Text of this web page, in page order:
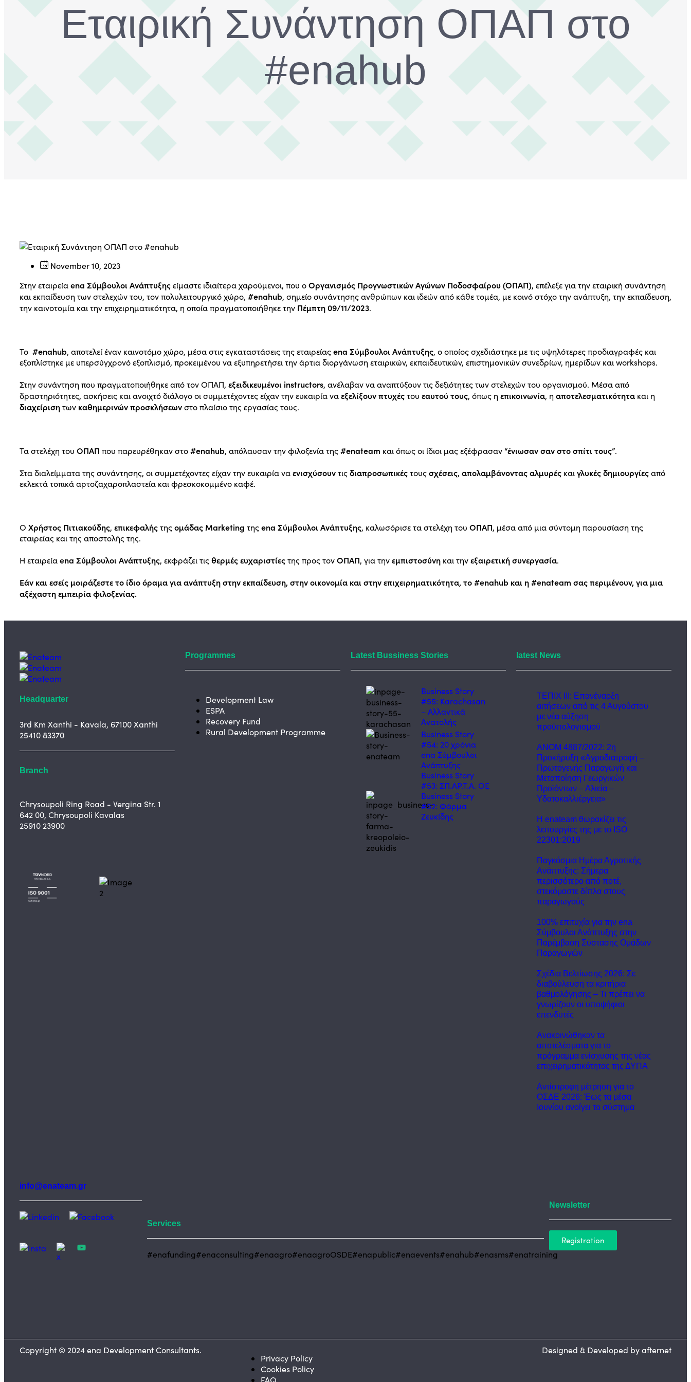
Εταιρική Συνάντηση ΟΠΑΠ στο
#enahub
November 10, 2023
Στην εταιρείαena Σύμβουλοι Ανάπτυξηςείμαστε ιδιαίτερα χαρούμενοι, που οΟργανισμός Προγνωστικών Αγώνων Ποδοσφαίρου (ΟΠΑΠ), επέλεξε για την εταιρική συνάντηση
και εκπαίδευση των στελεχών του, τον πολυλειτουργικό χώρο, #enahub, σημείο συνάντησης ανθρώπων και ιδεών από κάθε τομέα, με κοινό στόχο την ανάπτυξη, την εκπαίδευση,
την καινοτομία και την επιχειρηματικότητα, η οποία πραγματοποιήθηκε την Πέμπτη 09/11/2023.
Το #enahub, αποτελεί έναν καινοτόμο χώρο, μέσα στις εγκαταστάσεις της εταιρείαςena Σύμβουλοι Ανάπτυξης, ο οποίος σχεδιάστηκε με τις υψηλότερες προδιαγραφές και
εξοπλίστηκε με υπερσύγχρονό εξοπλισμό, προκειμένου να εξυπηρετήσει την άρτια διοργάνωση εταιρικών, εκπαιδευτικών, επιστημονικών συνεδρίων, ημερίδων και workshops.
Στην συνάντηση που πραγματοποιήθηκε από τον ΟΠΑΠ, εξειδικευμένοι instructors, ανέλαβαν να αναπτύξουν τις δεξιότητες των στελεχών του οργανισμού. Μέσα από
δραστηριότητες, ασκήσεις και ανοιχτό διάλογο οι συμμετέχοντες είχαν την ευκαιρία ναεξελίξουν πτυχέςτου εαυτού τους, όπως η επικοινωνία, η αποτελεσματικότητα και η
διαχείρισητων καθημερινών προσκλήσεωνστο πλαίσιο της εργασίας τους.
Τα στελέχη του ΟΠΑΠ που παρευρέθηκαν στο#enahub, απόλαυσαν την φιλοξενία της#enateam και όπως οι ίδιοι μας εξέφρασαν“ένιωσαν σαν στο σπίτι τους”.
Στα διαλείμματα της συνάντησης, οι συμμετέχοντες είχαν την ευκαιρία ναενισχύσουντιςδιαπροσωπικέςτουςσχέσεις, απολαμβάνοντας αλμυρές καιγλυκές δημιουργίεςαπό
εκλεκτά τοπικά αρτοζαχαροπλαστεία και φρεσκοκομμένο καφέ.
Ο Χρήστος Πιτιακούδης, επικεφαλήςτηςομάδας Marketing τηςena Σύμβουλοι Ανάπτυξης, καλωσόρισε τα στελέχη του ΟΠΑΠ, μέσα από μια σύντομη παρουσίαση της
εταιρείας και της αποστολής της.
Η εταιρείαena Σύμβουλοι Ανάπτυξης, εκφράζει τιςθερμές ευχαριστίεςτης προς τονΟΠΑΠ, για τηνεμπιστοσύνη και τηνεξαιρετική συνεργασία.
Εάν και εσείς μοιράζεστε το ίδιο όραμα για ανάπτυξη στην εκπαίδευση, στην οικονομία και στην επιχειρηματικότητα, το #enahub και η #enateam σας περιμένουν, για μια
αξέχαστη εμπειρία φιλοξενίας.
Headquarter
3rd Km Xanthi - Kavala, 67100 Xanthi
25410 83370
Branch
Chrysoupoli Ring Road - Vergina Str. 1
642 00, Chrysoupoli Kavalas
25910 23900
Programmes
Development Law
ESPA
Recovery Fund
Rural Development Programme
Latest Bussiness Stories
Business Story
#55: Karachasan
– Αλλαντικά
Ανατολής
Business Story
#54: 20 χρόνια
ena Σύμβουλοι
Ανάπτυξης
Business Story
#53: ΣΠ.ΑΡ.Τ.Α. ΟΕ
Business Story
#52: Φάρμα
Ζευκίδης
latest News
ΤΕΠΙΧ ΙΙΙ: Επανέναρξη
αιτήσεων από τις 4 Αυγούστου
με νέα αύξηση
προϋπολογισμού
ΑΝΟΜ 4887/2022: 2η
Προκήρυξη «Αγροδιατροφή –
Πρωτογενής Παραγωγή και
Μεταποίηση Γεωργικών
Προϊόντων – Αλιεία –
Υδατοκαλλιέργεια»
Η enateam θωρακίζει τις
λειτουργίες της με το ISO
22301:2019
Παγκόσμια Ημέρα Αγροτικής
Ανάπτυξης: Σήμερα
περισσότερο από ποτέ,
στεκόμαστε δίπλα στους
παραγωγούς
100% επιτυχία για την ena
Σύμβουλοι Ανάπτυξης στην
Παρέμβαση Σύστασης Ομάδων
Παραγωγών
Σχέδια Βελτίωσης 2026: Σε
διαβούλευση τα κριτήρια
βαθμολόγησης – Τι πρέπει να
γνωρίζουν οι υποψήφιοι
επενδυτές
Ανακοινώθηκαν τα
αποτελέσματα για το
πρόγραμμα ενίσχυσης της νέας
επιχειρηματικότητας της ΔΥΠΑ
Αντίστροφη μέτρηση για το
ΟΣΔΕ 2026: Έως τα μέσα
Ιουνίου ανοίγει το σύστημα
info@enateam.gr
Services
#enafunding#enaconsulting#enaagro#enaagroOSDE#enapublic#enaevents#enahub#enasms#enatraining
Newsletter
Registration
Copyright © 2024 ena Development Consultants.
Privacy Policy
Cookies Policy
FAQ
Designed & Developed by afternet